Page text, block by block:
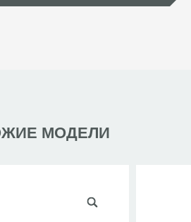
МОДЕЛИ